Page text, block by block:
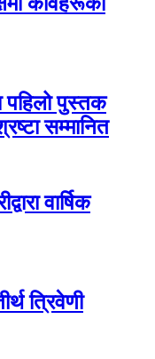
पहिलो पुस्तक
सम्मानित
वार्षिक
त्रिवेणी